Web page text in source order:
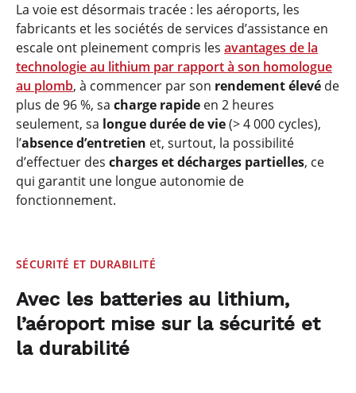
La voie est désormais tracée : les aéroports, les
fabricants et les sociétés de services d’assistance en
escale ont pleinement compris les avantages de la
technologie au lithium par rapport à son homologue
au plomb, à commencer par son rendement élevé de
plus de 96 %, sa charge rapide en 2 heures
seulement, sa longue durée de vie(> 4 000 cycles),
l’absence d’entretien et, surtout, la possibilité
d’effectuer des charges et décharges partielles, ce
qui garantit une longue autonomie de
fonctionnement.
SÉCURITÉ ET DURABILITÉ
Avec les batteries au lithium,
l’aéroport mise sur la sécurité et
la durabilité